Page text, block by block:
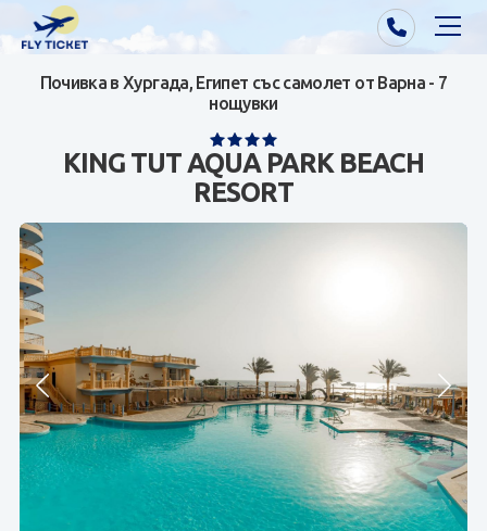
Почивки от Варна
Почивки от София/Пловдив/Бургас
Самолетни билети
Визи
Контакти
За нас
ЗАПИТВАНЕ
Почивка в Хургада, Египет със самолет от Варна - 7
нощувки
KING TUT AQUA PARK BEACH
RESORT